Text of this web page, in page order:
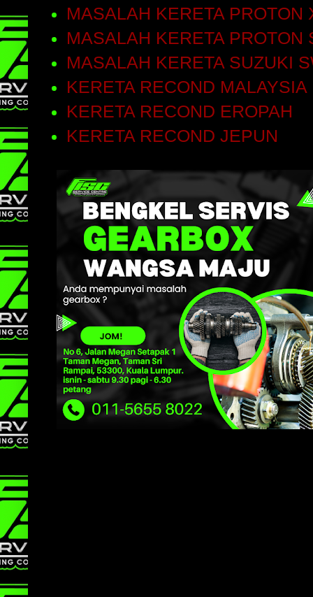
MASALAH KERETA PROTON
MASALAH KERETA PROTON
MASALAH KERETA SUZUKI
KERETA RECOND MALAYSIA
KERETA RECOND EROPAH
KERETA RECOND JEPUN